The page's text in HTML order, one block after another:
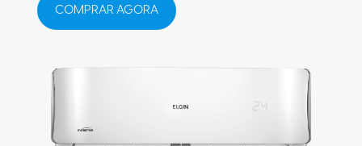
COMPRAR AGORA